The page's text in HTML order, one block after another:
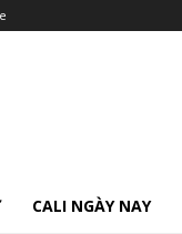
CALI NGÀY NAY